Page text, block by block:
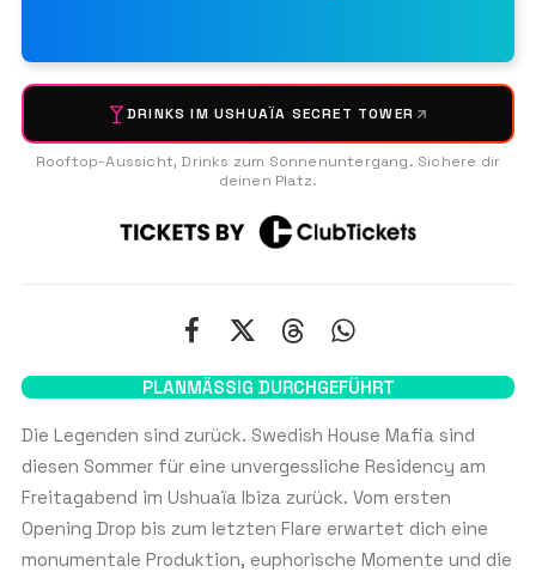
PLANMÄSSIG DURCHGEFÜHRT
Die Legenden sind zurück. Swedish House Mafia sind
diesen Sommer für eine unvergessliche Residency am
Freitagabend im Ushuaïa Ibiza zurück. Vom ersten
Opening Drop bis zum letzten Flare erwartet dich eine
monumentale Produktion, euphorische Momente und die
NAME *
WHATSAPP-TELEFONNUMMER*
U
i
t
e
ANZAHL DER PERSONEN
DRINKS IM USHUAÏA SECRET TOWER
Rooftop-Aussicht, Drinks zum Sonnenuntergang. Sichere dir
deinen Platz.